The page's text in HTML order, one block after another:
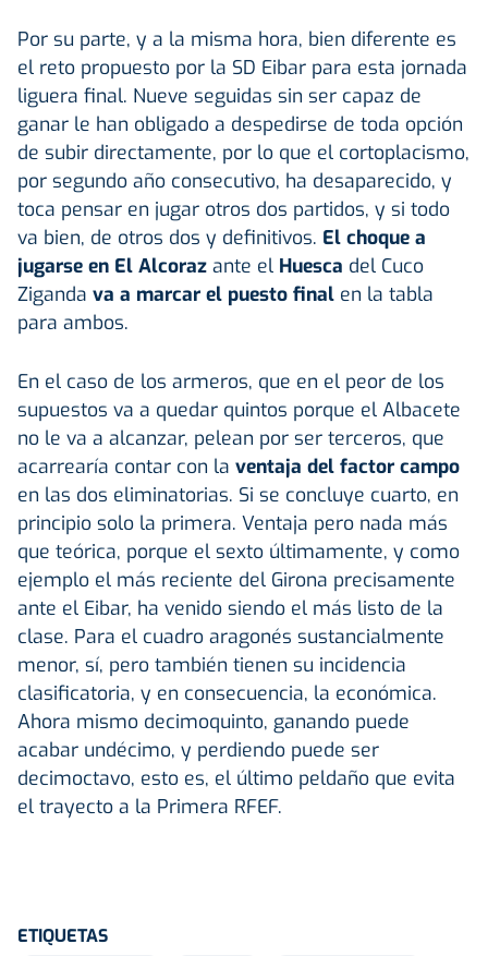
Por su parte, y a la misma hora, bien diferente es
el reto propuesto por la SD Eibar para esta jornada
liguera final. Nueve seguidas sin ser capaz de
ganar le han obligado a despedirse de toda opción
de subir directamente, por lo que el cortoplacismo,
por segundo año consecutivo, ha desaparecido, y
toca pensar en jugar otros dos partidos, y si todo
va bien, de otros dos y definitivos. El choque a
jugarse en El Alcoraz ante el Huesca del Cuco
Ziganda va a marcar el puesto final en la tabla
para ambos.
En el caso de los armeros, que en el peor de los
supuestos va a quedar quintos porque el Albacete
no le va a alcanzar, pelean por ser terceros, que
acarrearía contar con la ventaja del factor campo
en las dos eliminatorias. Si se concluye cuarto, en
principio solo la primera. Ventaja pero nada más
que teórica, porque el sexto últimamente, y como
ejemplo el más reciente del Girona precisamente
ante el Eibar, ha venido siendo el más listo de la
clase. Para el cuadro aragonés sustancialmente
menor, sí, pero también tienen su incidencia
clasificatoria, y en consecuencia, la económica.
Ahora mismo decimoquinto, ganando puede
acabar undécimo, y perdiendo puede ser
decimoctavo, esto es, el último peldaño que evita
el trayecto a la Primera RFEF.
ETIQUETAS